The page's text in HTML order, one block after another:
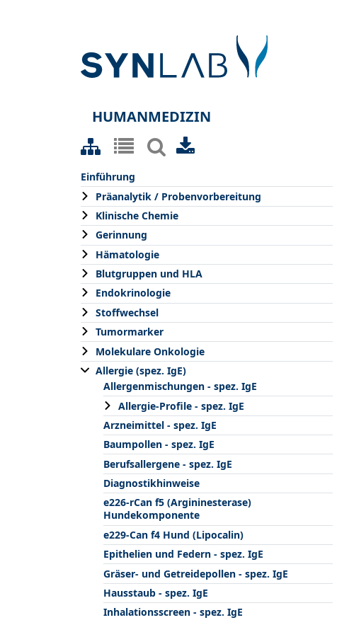
HUMANMEDIZIN
Einführung
Präanalytik / Probenvorbereitung
Klinische Chemie
Gerinnung
Hämatologie
Blutgruppen und HLA
Endokrinologie
Stoffwechsel
Tumormarker
Molekulare Onkologie
Allergie (spez. IgE)
Allergenmischungen - spez. IgE
Allergie-Profile - spez. IgE
Arzneimittel - spez. IgE
Baumpollen - spez. IgE
Berufsallergene - spez. IgE
Diagnostikhinweise
e226-rCan f5 (Argininesterase)
Hundekomponente
e229-Can f4 Hund (Lipocalin)
Epithelien und Federn - spez. IgE
Gräser- und Getreidepollen - spez. IgE
Hausstaub - spez. IgE
Inhalationsscreen - spez. IgE